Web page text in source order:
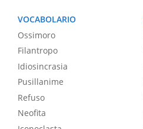
VOCABOLARIO
Ossimoro
Filantropo
Idiosincrasia
Pusillanime
Refuso
Neofita